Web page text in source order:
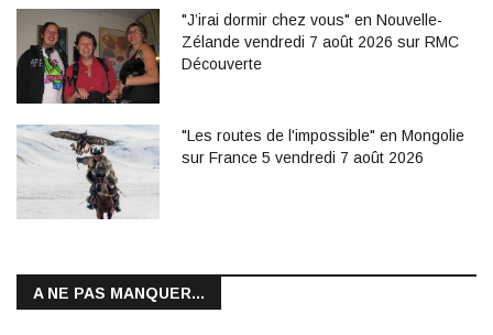
"J’irai dormir chez vous" en Nouvelle-
Zélande vendredi 7 août 2026 sur RMC
Découverte
"Les routes de l'impossible" en Mongolie
sur France 5 vendredi 7 août 2026
A NE PAS MANQUER...